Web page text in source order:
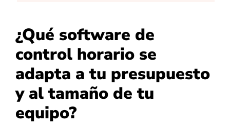
¿Qué software de
control horario se
adapta a tu presupuesto
y al tamaño de tu
equipo?